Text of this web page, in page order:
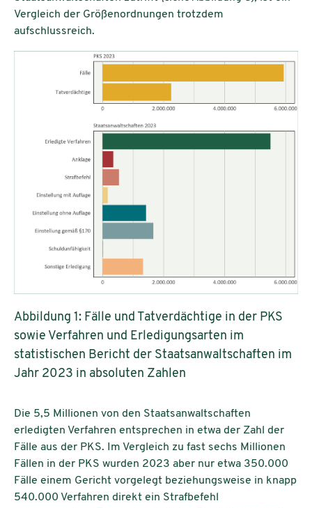
Vergleich der Größenordnungen trotzdem
aufschlussreich.
Abbildung 1: Fälle und Tatverdächtige in der PKS
sowie Verfahren und Erledigungsarten im
statistischen Bericht der Staatsanwaltschaften im
Jahr 2023 in absoluten Zahlen
Die 5,5 Millionen von den Staatsanwaltschaften
erledigten Verfahren entsprechen in etwa der Zahl der
Fälle aus der PKS. Im Vergleich zu fast sechs Millionen
Fällen in der PKS wurden 2023 aber nur etwa 350.000
Fälle einem Gericht vorgelegt beziehungsweise in knapp
540.000 Verfahren direkt ein Strafbefehl